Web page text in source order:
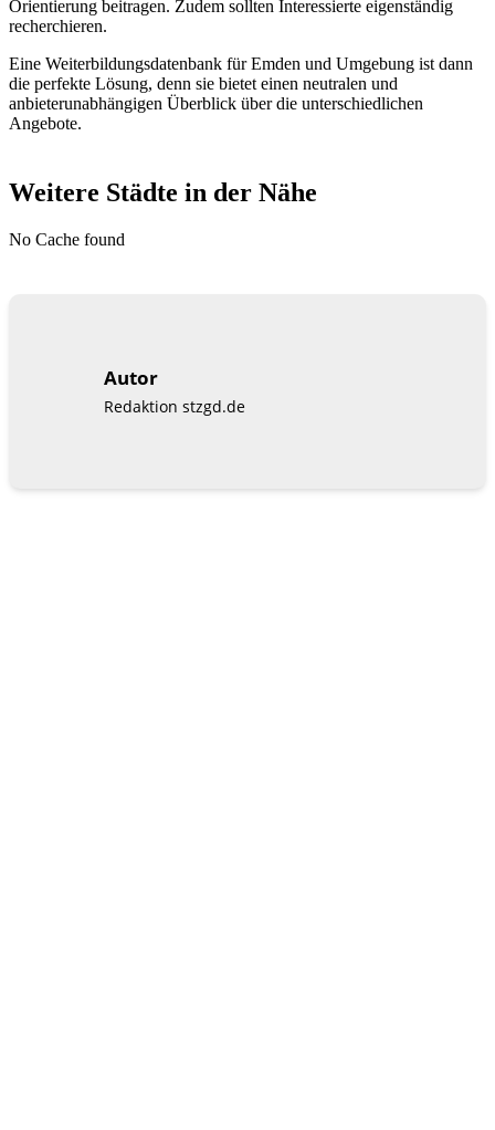
Orientierung beitragen. Zudem sollten Interessierte eigenständig
recherchieren.
Eine Weiterbildungsdatenbank für Emden und Umgebung ist dann
die perfekte Lösung, denn sie bietet einen neutralen und
anbieterunabhängigen Überblick über die unterschiedlichen
Angebote.
Weitere Städte in der Nähe
No Cache found
Autor
Redaktion stzgd.de